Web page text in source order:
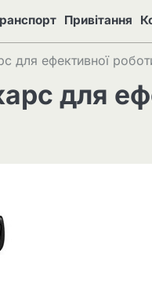
Привітання
для ефективної
для